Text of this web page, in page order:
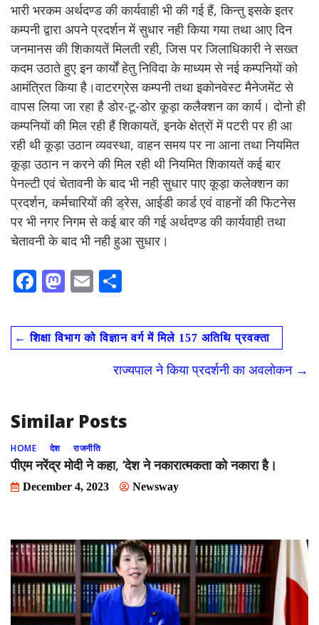
भारी भरकम अर्थदण्ड की कार्यवाही भी की गई हैं, किन्तु इसके इतर
कम्पनी द्वारा अपने प्रदर्शन में सुधार नही किया गया तथा आए दिन
जनमानस की शिकायतें मिलती रही, जिस पर जिलाधिकारी ने सख्त
कदम उठाते हुए इन कार्यों हेतु निविदा के माध्यम से नई कम्पनियों को
आमंत्रित किया है।वाटरग्रेस कम्पनी तथा इकोनवेस्ट मैनेजमेंट से
वापस लिया जा रहा है डोर-टू-डोर कूड़ा कलैक्शन का कार्य। दोनो ही
कम्पनियों की मिल रही हैं शिकायतें, इनके क्षेत्रों में पटरी पर ही आ
रही थी कूड़ा उठान व्यवस्था, वाहन समय पर ना आना तथा नियमित
कूड़ा उठान न करने की मिल रही थी नियमित शिकायतें कई बार
पेनल्टी एवं चेतावनी के बाद भी नही सुधार पाए कूड़ा कलेक्शन का
प्रदर्शन, कर्मचारियों की ड्रेस, आईडी कार्ड एवं वाहनों की फिटनेस
पर भी नगर निगम से कई बार की गई अर्थदण्ड की कार्यवाही तथा
चेतावनी के बाद भी नही हुआ सुधार।
F
e
b
k
M
to
d
E
ai
l
ar
e
← शिक्षा विभाग को विज्ञान वर्ग में मिले 157 अतिथि प्रवक्ता
राज्यपाल ने किया प्रदर्शनी का अवलोकन →
Similar Posts
HOME देश राजनीति
पीएम नरेंद्र मोदी ने कहा, ‘देश ने नकारात्मकता को नकारा है।
December 4, 2023 Newsway